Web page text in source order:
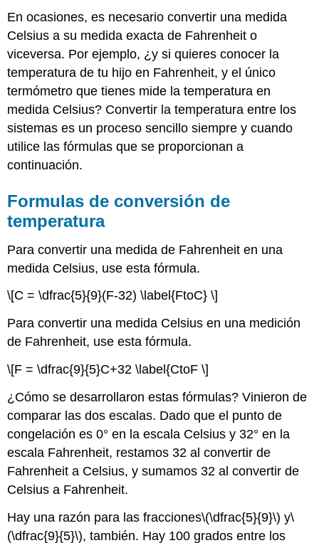
En ocasiones, es necesario convertir una medida
Celsius a su medida exacta de Fahrenheit o
viceversa. Por ejemplo, ¿y si quieres conocer la
temperatura de tu hijo en Fahrenheit, y el único
termómetro que tienes mide la temperatura en
medida Celsius? Convertir la temperatura entre los
sistemas es un proceso sencillo siempre y cuando
utilice las fórmulas que se proporcionan a
continuación.
Formulas de conversión de
temperatura
Para convertir una medida de Fahrenheit en una
medida Celsius, use esta fórmula.
\[C = \dfrac{5}{9}(F-32) \label{FtoC} \]
Para convertir una medida Celsius en una medición
de Fahrenheit, use esta fórmula.
\[F = \dfrac{9}{5}C+32 \label{CtoF \]
¿Cómo se desarrollaron estas fórmulas? Vinieron de
comparar las dos escalas. Dado que el punto de
congelación es 0° en la escala Celsius y 32° en la
escala Fahrenheit, restamos 32 al convertir de
Fahrenheit a Celsius, y sumamos 32 al convertir de
Celsius a Fahrenheit.
Hay una razón para las fracciones\(\dfrac{5}{9}\) y\
(\dfrac{9}{5}\), también. Hay 100 grados entre los